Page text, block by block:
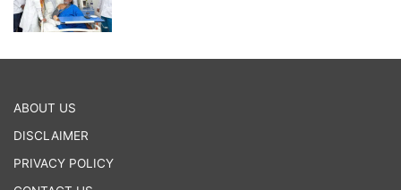
ABOUT US
DISCLAIMER
PRIVACY POLICY